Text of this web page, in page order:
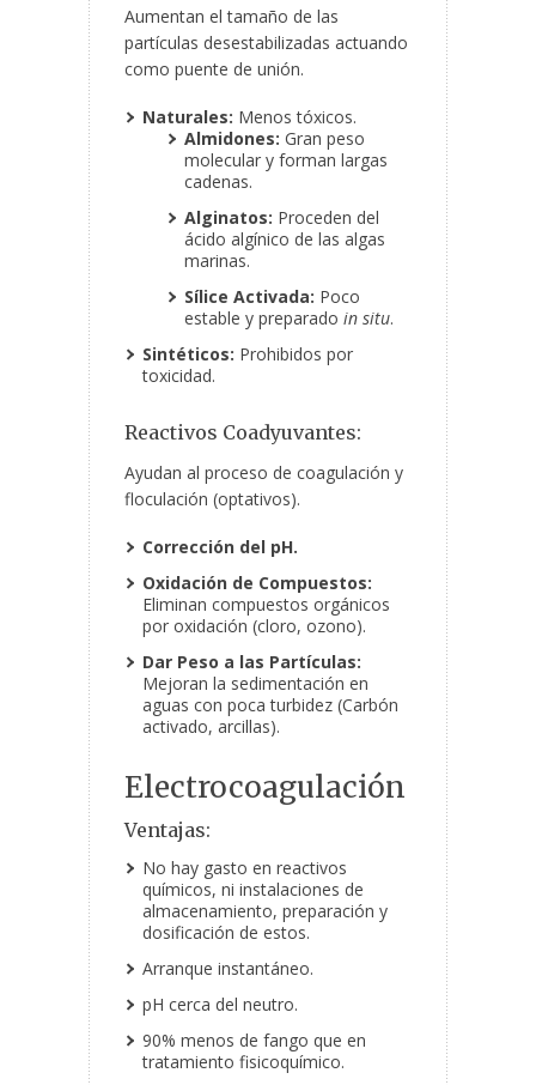
Aumentan el tamaño de las
partículas desestabilizadas actuando
como puente de unión.
Naturales: Menos tóxicos.
Almidones: Gran peso
molecular y forman largas
cadenas.
Alginatos: Proceden del
ácido algínico de las algas
marinas.
Sílice Activada: Poco
estable y preparado in situ.
Sintéticos: Prohibidos por
toxicidad.
Reactivos Coadyuvantes:
Ayudan al proceso de coagulación y
floculación (optativos).
Corrección del pH.
Oxidación de Compuestos:
Eliminan compuestos orgánicos
por oxidación (cloro, ozono).
Dar Peso a las Partículas:
Mejoran la sedimentación en
aguas con poca turbidez (Carbón
activado, arcillas).
Electrocoagulación
Ventajas:
No hay gasto en reactivos
químicos, ni instalaciones de
almacenamiento, preparación y
dosificación de estos.
Arranque instantáneo.
pH cerca del neutro.
90% menos de fango que en
tratamiento fisicoquímico.